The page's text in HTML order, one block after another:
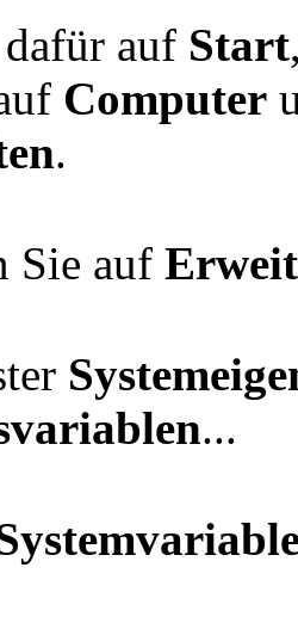
auf Start
Computer
.
Sie auf
...